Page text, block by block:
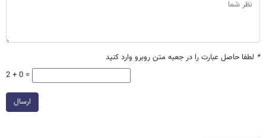
* لطفا حاصل عبارت را در جعبه متن روبرو وارد کنید
2 + 0 =
ارسال